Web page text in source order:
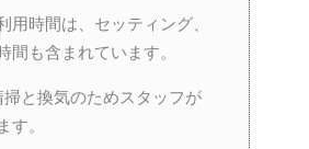
用時間は、セッティング、
間も含まれています。
掃と換気のためスタッフが
す。